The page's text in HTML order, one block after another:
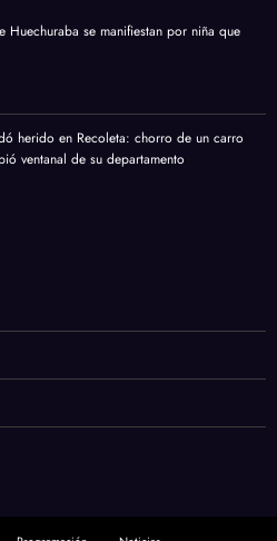
Huechuraba se manifiestan por niña que
herido en Recoleta: chorro de un carro
ventanal de su departamento